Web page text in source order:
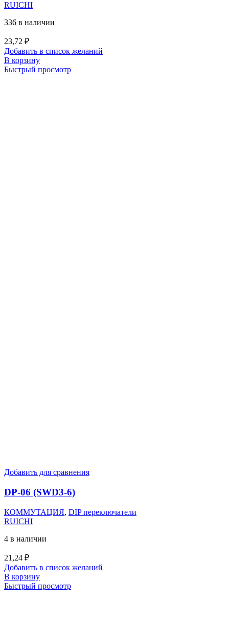
RUICHI
336 в наличии
23,72 ₽
Добавить в список желаний
В корзину
Быстрый просмотр
Добавить для сравнения
DP-06 (SWD3-6)
КОММУТАЦИЯ, DIP переключатели
RUICHI
4 в наличии
21,24 ₽
Добавить в список желаний
В корзину
Быстрый просмотр